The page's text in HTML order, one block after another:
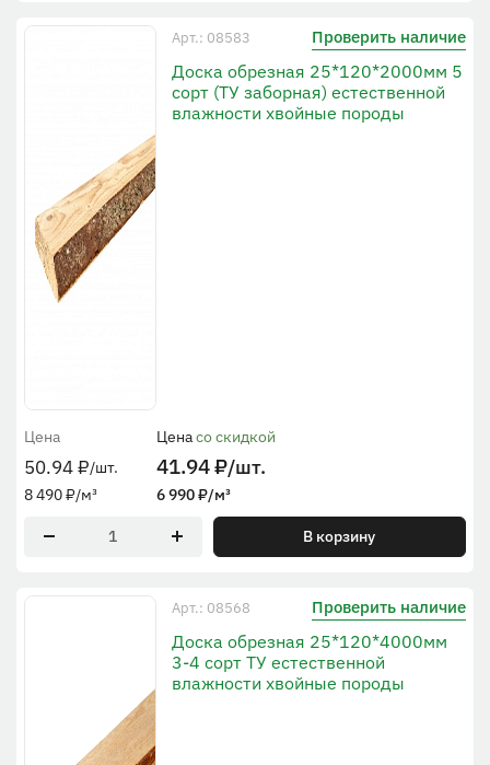
Арт.: 08583 Проверить наличие
Доска обрезная 25*120*2000мм 5
сорт (ТУ заборная) естественной
влажности хвойные породы
Цена
50.94₽/шт.
8 490₽/м³
Ценасо скидкой
41.94₽/шт.
6 990₽/м³
В корзину
Арт.: 08568 Проверить наличие
Доска обрезная 25*120*4000мм
3-4 сорт ТУ естественной
влажности хвойные породы